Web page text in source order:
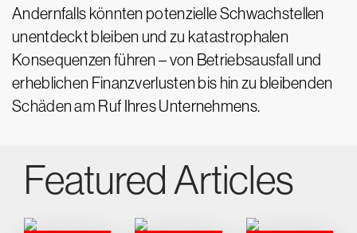
Andernfalls könnten potenzielle Schwachstellen
unentdeckt bleiben und zu katastrophalen
Konsequenzen führen – von Betriebsausfall und
erheblichen Finanzverlusten bis hin zu bleibenden
Schäden am Ruf Ihres Unternehmens.
Featured Articles